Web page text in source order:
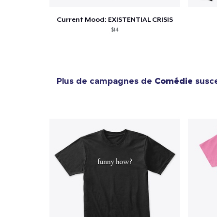
Current Mood: EXISTENTIAL CRISIS
$14
Plus de campagnes de Comédie